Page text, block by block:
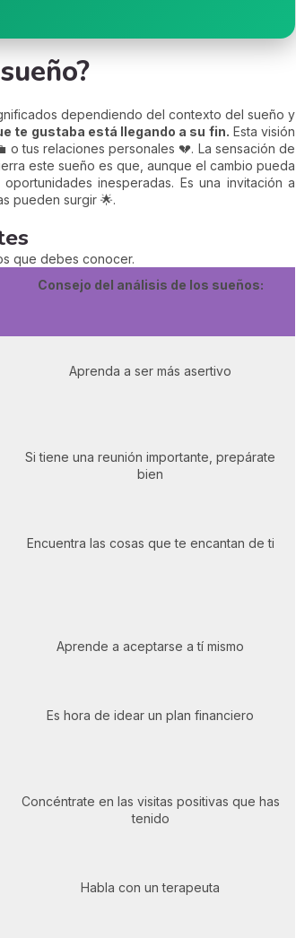
dependiendo del contexto del sueño y
te gustaba está llegando a su fin. Esta visión
tus relaciones personales 💔. La sensación de
este sueño es que, aunque el cambio pueda
inesperadas. Es una invitación a
pueden surgir 🌟.
que debes conocer.
Consejo del análisis de los sueños:
Aprenda a ser más asertivo
Si tiene una reunión importante, prepárate
bien
Encuentra las cosas que te encantan de ti
Aprende a aceptarse a tí mismo
Es hora de idear un plan financiero
Concéntrate en las visitas positivas que has
tenido
Habla con un terapeuta